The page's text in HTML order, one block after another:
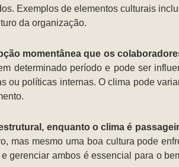
Exemplos de elementos culturais
da organização.
momentânea que os
determinado período e pode ser
ou políticas internas. O clima pode
enquanto o clima é
mas mesmo uma boa cultura pode
gerenciar ambos é essencial para o